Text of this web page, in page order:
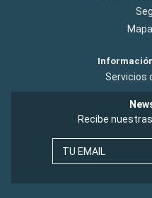
Servicios
Recibe
TU EMAIL